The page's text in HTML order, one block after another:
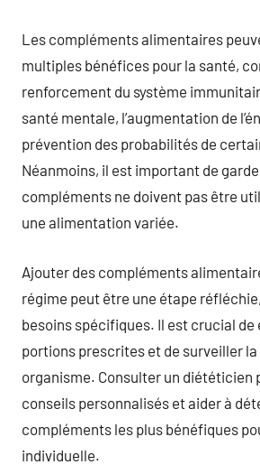
Les compléments alimentaires
multiples bénéfices pour la santé,
renforcement du système
santé mentale, l’augmentation de
prévention des probabilités de
Néanmoins, il est important de
compléments ne doivent pas être
une alimentation variée.
Ajouter des compléments
régime peut être une étape
besoins spécifiques. Il est crucial de
portions prescrites et de surveiller
organisme. Consulter un diététicien
conseils personnalisés et aider à
compléments les plus bénéfiques
individuelle.